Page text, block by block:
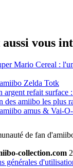
vous
Mario Cereal :
Zelda Totk
argent refait surface
des amiibo les plus
amus & Vai-
de fan
collection.com
générales